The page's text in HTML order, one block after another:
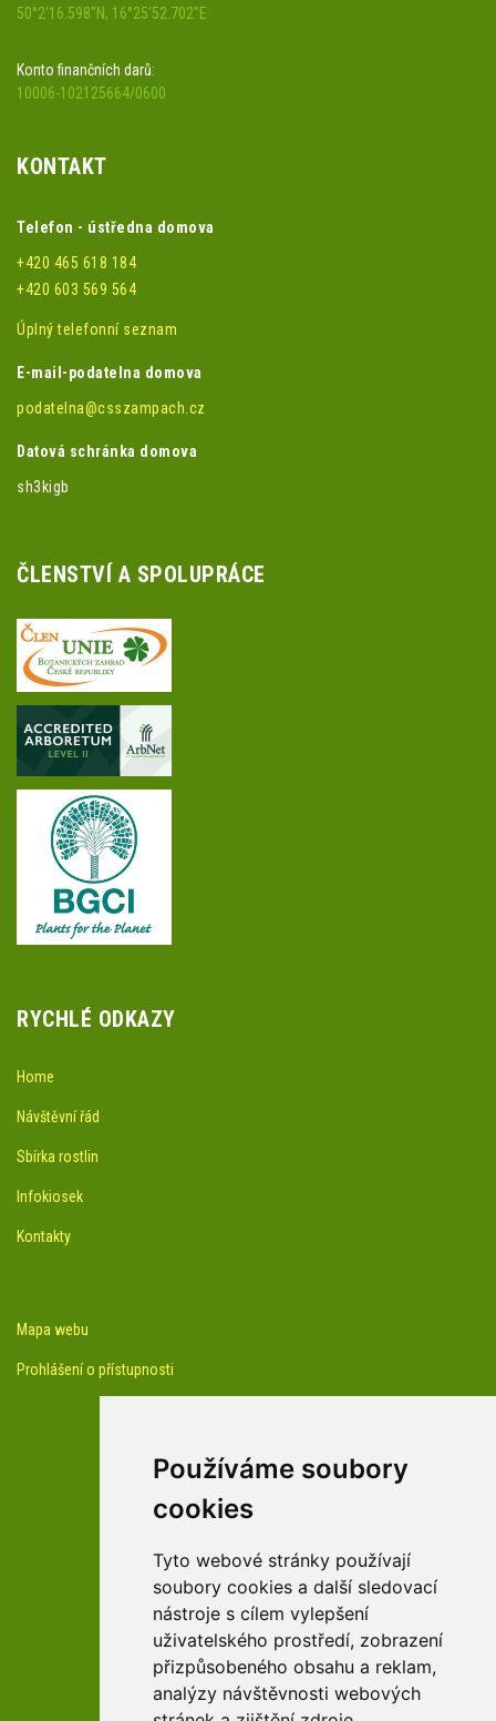
Používáme soubory
cookies
Tyto webové stránky používají
soubory cookies a další sledovací
nástroje s cílem vylepšení
uživatelského prostředí, zobrazení
přizpůsobeného obsahu a reklam,
analýzy návštěvnosti webových
50°2'16.598"N, 16°25'52.702"E
Konto finančních darů:
10006-102125664/0600
KONTAKT
Telefon - ústředna domova
+420 465 618 184
+420 603 569 564
Úplný telefonní seznam
E-mail-podatelna domova
podatelna@csszampach.cz
Datová schránka domova
sh3kigb
ČLENSTVÍ A SPOLUPRÁCE
RYCHLÉ ODKAZY
Home
Návštěvní řád
Sbírka rostlin
Infokiosek
Kontakty
Mapa webu
Prohlášení o přístupnosti
Youtube kanál arboreta